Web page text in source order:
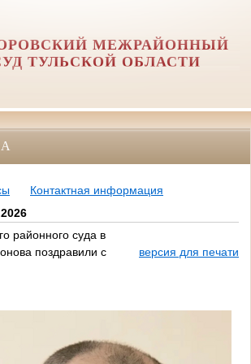
МЕЖРАЙОННЫЙ
ТУЛЬСКОЙ ОБЛАСТИ
Контактная информация
районного суда в
поздравили с
версия для печати